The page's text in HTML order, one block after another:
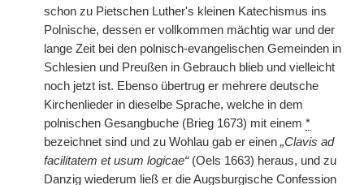
schon zu Pietschen Luther's kleinen Katechismus ins
Polnische, dessen er vollkommen mächtig war und der
lange Zeit bei den polnisch-evangelischen Gemeinden in
Schlesien und Preußen in Gebrauch blieb und vielleicht
noch jetzt ist. Ebenso übertrug er mehrere deutsche
Kirchenlieder in dieselbe Sprache, welche in dem
polnischen Gesangbuche (Brieg 1673) mit einem *
bezeichnet sind und zu Wohlau gab er einen „Clavis ad
facilitatem et usum logicae“(Oels 1663) heraus, und zu
Danzig wiederum ließ er die Augsburgische Confession